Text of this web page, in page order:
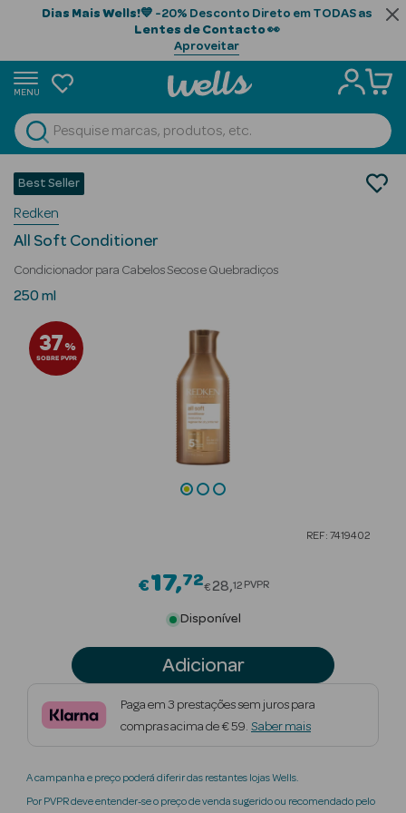
Dias Mais Wells!💙 -20% Desconto Direto em TODAS as
Lentes de Contacto👀
Aproveitar
MENU
Ver Tudo
Beauty Season
Cabelo
Beauty Season
Beauty Season
Cosmética
Beauty Season
Beauty Season
Beauty Season
Beauty Season
Cabelo
Condicionadores
Best Seller
Redken
All Soft Conditioner
Condicionador para Cabelos Secos e Quebradiços
250 ml
37%
SOBRE PVPR
REF: 7419402
€17 72Price reduced from
€28 12 PVPR
Disponível
Adicionar
Paga em 3 prestações sem juros para
compras acima de € 59. Saber mais
A campanha e preço poderá diferir das restantes lojas Wells.
Por PVPR deve entender-se o preço de venda sugerido ou recomendado pelo